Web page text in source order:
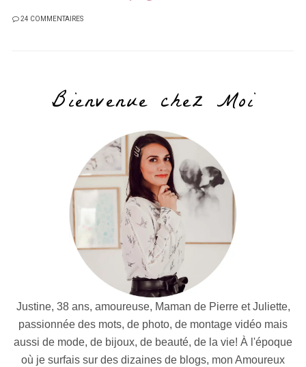
24 COMMENTAIRES
Bienvenue chez Moi
Justine, 38 ans, amoureuse, Maman de Pierre et Juliette,
passionnée des mots, de photo, de montage vidéo mais
aussi de mode, de bijoux, de beauté, de la vie! À l'époque
où je surfais sur des dizaines de blogs, mon Amoureux